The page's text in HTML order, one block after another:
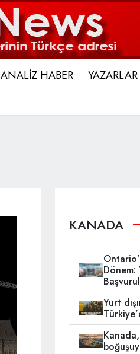
ANALİZ HABER YAZARLAR
KANADA
Dönem:
Yurt